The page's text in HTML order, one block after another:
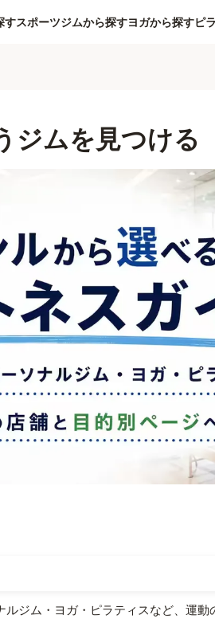
すスポーツジムから探すヨガから探すピ
ジムを見つける
ジム・ヨガ・ピラティスなど、運